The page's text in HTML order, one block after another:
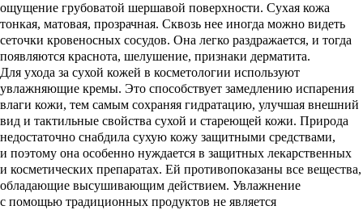
ощущение грубоватой шершавой поверхности. Сухая кожа
тонкая, матовая, прозрачная. Сквозь нее иногда можно видеть
сеточки кровеносных сосудов. Она легко раздражается, и тогда
появляются краснота, шелушение, признаки дерматита.
Для ухода за сухой кожей в косметологии используют
увлажняющие кремы. Это способствует замедлению испарения
влаги кожи, тем самым сохраняя гидратацию, улучшая внешний
вид и тактильные свойства сухой и стареющей кожи. Природа
недостаточно снабдила сухую кожу защитными средствами,
и поэтому она особенно нуждается в защитных лекарственных
и косметических препаратах. Ей противопоказаны все вещества,
обладающие высушивающим действием. Увлажнение
с помощью традиционных продуктов не является